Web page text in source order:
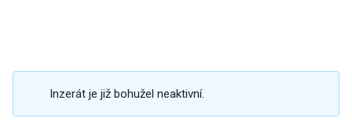
Inzerát je již bohužel neaktivní.